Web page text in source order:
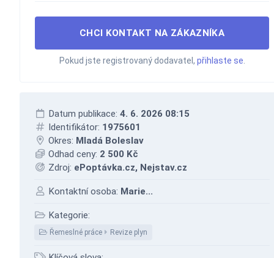
CHCI KONTAKT NA ZÁKAZNÍKA
Pokud jste registrovaný dodavatel, přihlaste se
Datum publikace: 4. 6. 2026 08:15
Identifikátor: 1975601
Okres: Mladá Boleslav
Odhad ceny: 2 500 Kč
Zdroj: ePoptávka.cz, Nejstav.cz
Kontaktní osoba: Marie...
Kategorie:
Řemeslné práce Revize plyn